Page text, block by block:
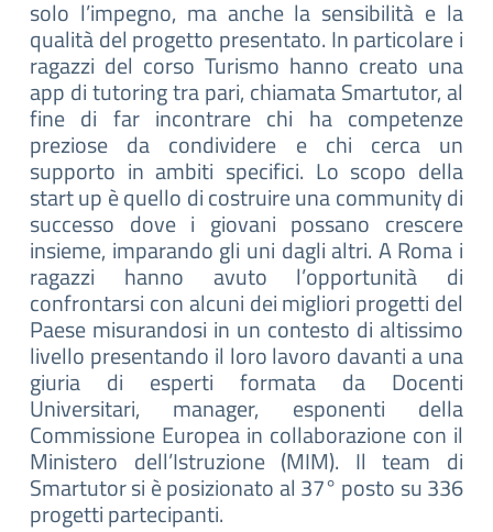
solo l’impegno, ma anche la sensibilità e la
qualità del progetto presentato. In particolare i
ragazzi del corso Turismo hanno creato una
app di tutoring tra pari, chiamata Smartutor, al
fine di far incontrare chi ha competenze
preziose da condividere e chi cerca un
supporto in ambiti specifici. Lo scopo della
start up è quello di costruire una community di
successo dove i giovani possano crescere
insieme, imparando gli uni dagli altri. A Roma i
ragazzi hanno avuto l’opportunità di
confrontarsi con alcuni dei migliori progetti del
Paese misurandosi in un contesto di altissimo
livello presentando il loro lavoro davanti a una
giuria di esperti formata da Docenti
Universitari, manager, esponenti della
Commissione Europea in collaborazione con il
Ministero dell’Istruzione (MIM). Il team di
Smartutor si è posizionato al 37° posto su 336
progetti partecipanti.